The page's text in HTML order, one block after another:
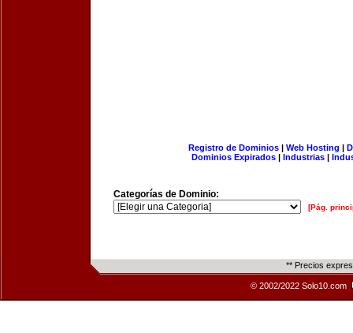
Registro de Dominios| Web Hosting |
Dominios Expirados | Industrias |
Categorías de Dominio:
[Pág.
** Precios
© 2002/2022 Solo10.com